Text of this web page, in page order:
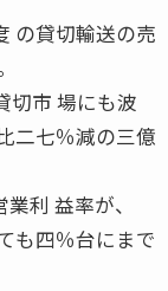
の貸切輸送の売
切市 場にも波
二七％減の三億
利 益率が、
も四％台にまで